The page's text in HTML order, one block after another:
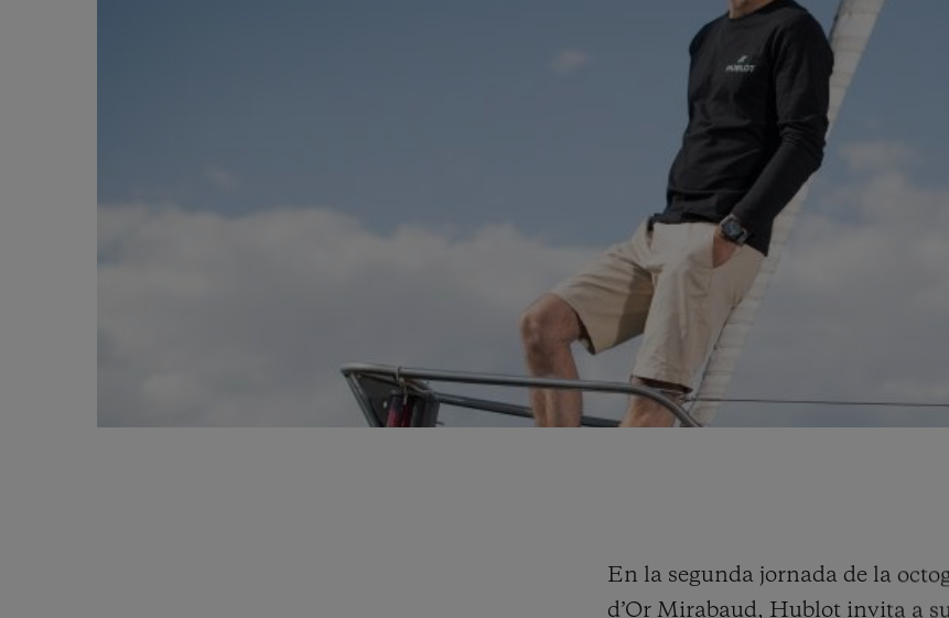
En la segunda jornada de la
d’Or Mirabaud, Hublot invita a
BIG BANG
PEACH CERAMIC
ENTREGA PREVISTA
CONTACTO